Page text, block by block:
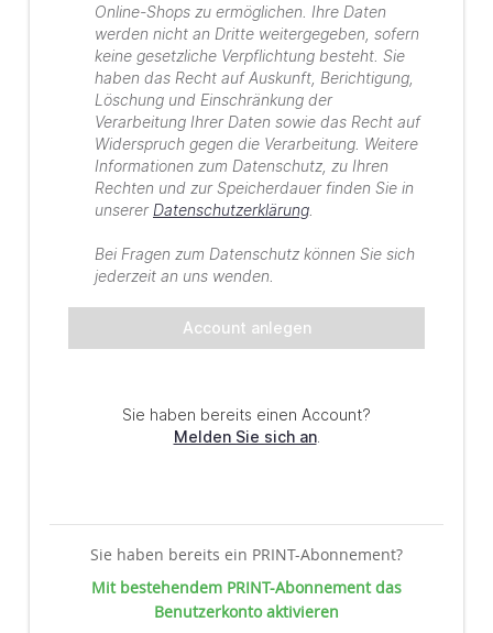
Sie haben bereits ein PRINT-Abonnement?
Mit bestehendem PRINT-Abonnement das
Benutzerkonto aktivieren